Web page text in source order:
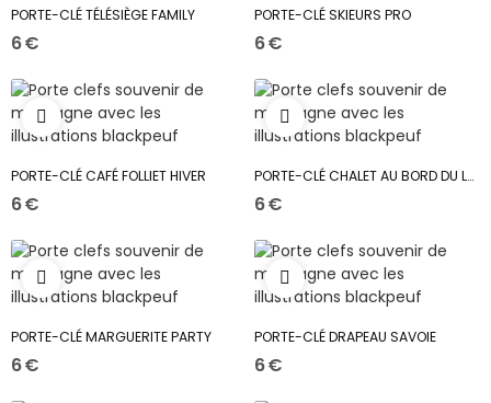
PORTE-CLÉ TÉLÉSIÈGE FAMILY
6 €
PORTE-CLÉ SKIEURS PRO
6 €
PORTE-CLÉ CAFÉ FOLLIET HIVER
6 €
PORTE-CLÉ CHALET AU BORD DU LAC
6 €
PORTE-CLÉ MARGUERITE PARTY
6 €
PORTE-CLÉ DRAPEAU SAVOIE
6 €